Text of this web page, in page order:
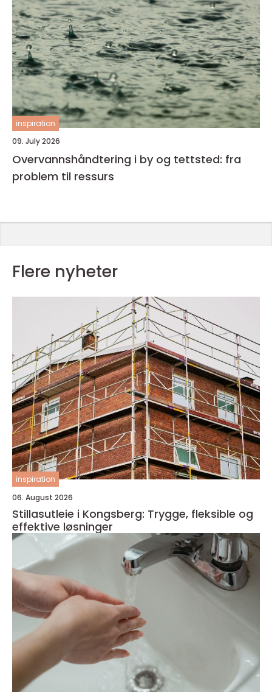
inspiration
09. July 2026
Overvannshåndtering i by og tettsted: fra
problem til ressurs
Flere nyheter
inspiration
06. August 2026
Stillasutleie i Kongsberg: Trygge, fleksible og
effektive løsninger